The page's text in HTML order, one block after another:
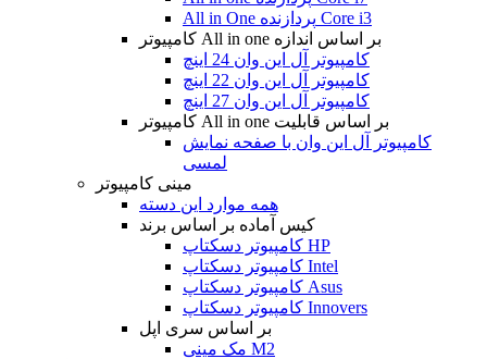
All in One پردازنده Core i3
کامپیوتر All in one بر اساس اندازه
کامپیوتر آل این وان 24 اینچ
کامپیوتر آل این وان 22 اینچ
کامپیوتر آل این وان 27 اینچ
کامپیوتر All in one بر اساس قابلیت
کامپیوتر آل این وان با صفحه نمایش
لمسی
مینی کامپیوتر
همه موارد این دسته
کیس آماده بر اساس برند
کامپیوتر دسکتاپ HP
کامپیوتر دسکتاپ Intel
کامپیوتر دسکتاپ Asus
کامپیوتر دسکتاپ Innovers
بر اساس سری اپل
مک مینی M2